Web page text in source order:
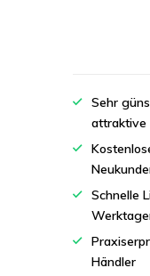
Sehr
attraktive
Schnelle
Händler